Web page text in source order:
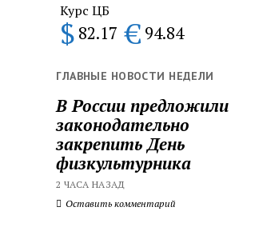
Курс ЦБ
$ 82.17 € 94.84
ГЛАВНЫЕ НОВОСТИ НЕДЕЛИ
В России предложили
законодательно
закрепить День
физкультурника
2 ЧАСА НАЗАД
Оставить комментарий